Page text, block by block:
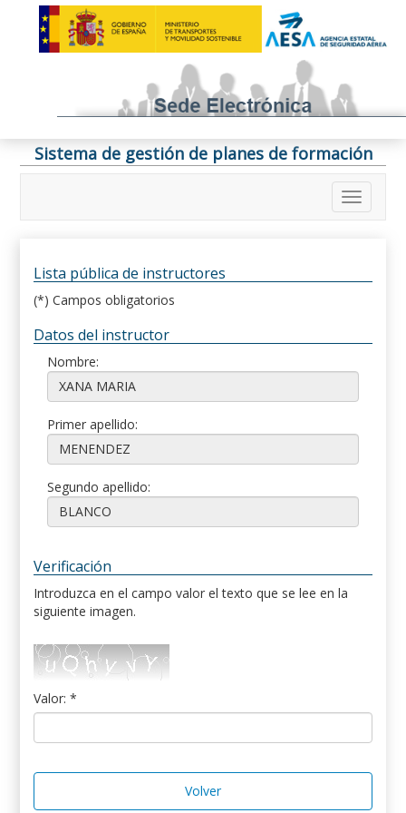
Sistema de gestión de planes de formación
Lista pública de instructores
(*) Campos obligatorios
Datos del instructor
Nombre:
Primer apellido:
Segundo apellido:
Verificación
Introduzca en el campo valor el texto que se lee en la
siguiente imagen.
Valor: *
Volver